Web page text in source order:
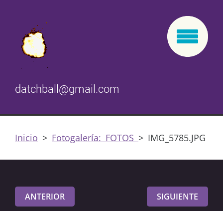
datchball@gmail.com
Inicio > Fotogalería: FOTOS > IMG_5785.JPG
ANTERIOR SIGUIENTE